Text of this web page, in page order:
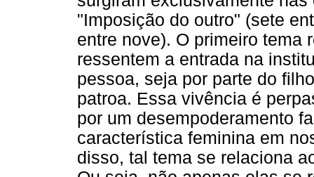
"Imposição do outro" (sete
entre nove). O primeiro tema
ressentem a entrada na
pessoa, seja por parte do
patroa. Essa vivência é
por um desempoderamento
característica feminina em
disso, tal tema se relaciona